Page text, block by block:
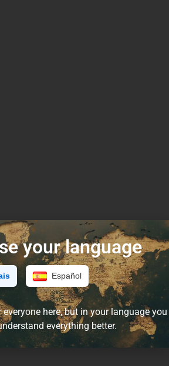
your language
Español
here, but in your language you
everything better.